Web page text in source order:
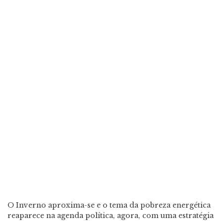
O Inverno aproxima-se e o tema da pobreza energética
reaparece na agenda política, agora, com uma estratégia